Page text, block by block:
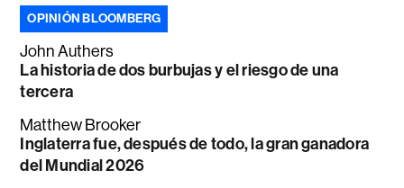
OPINIÓN BLOOMBERG
John Authers
La historia de dos burbujas y el riesgo de una
tercera
Matthew Brooker
Inglaterra fue, después de todo, la gran ganadora
del Mundial 2026